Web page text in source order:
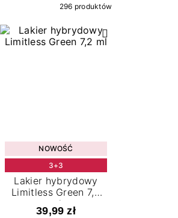
296 produktów
NOWOŚĆ
3+3
Lakier hybrydowy
Limitless Green 7,2
ml
39,99 zł